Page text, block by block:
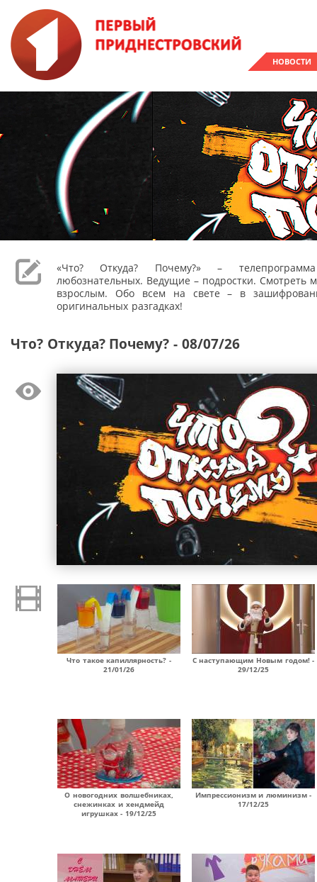
НОВОСТИ
«Что? Откуда? Почему?» –
любознательных. Ведущие – подростки. Смотреть
взрослым. Обо всем на свете – в
оригинальных разгадках!
Что? Откуда? Почему? - 08/07/26
Что такое капиллярность? -
21/01/26
С наступающим Новым годом! -
29/12/25
О новогодних волшебниках,
снежинках и хендмейд
игрушках - 19/12/25
Импрессионизм и люминизм -
17/12/25